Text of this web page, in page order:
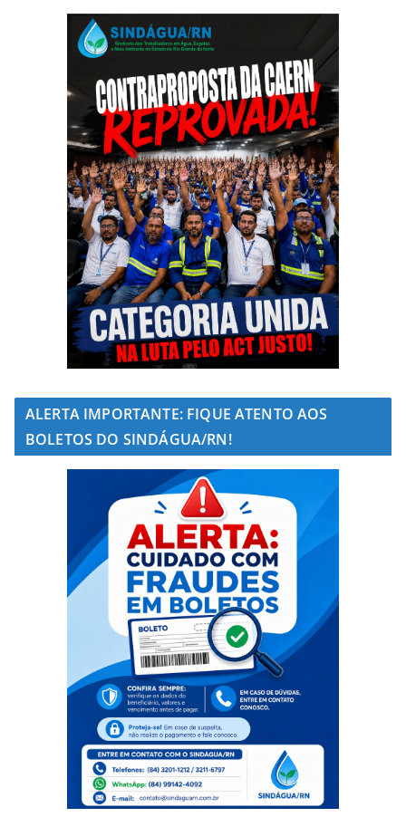
ALERTA IMPORTANTE: FIQUE ATENTO AOS
BOLETOS DO SINDÁGUA/RN!